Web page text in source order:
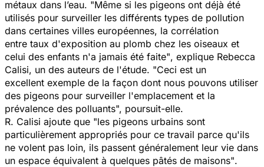
métaux dans l’eau. "Même si les pigeons ont déjà été
utilisés pour surveiller les différents types de pollution
dans certaines villes européennes, la corrélation
entre taux d'exposition au plomb chez les oiseaux et
celui des enfants n'a jamais été faite", explique Rebecca
Calisi, un des auteurs de l'étude. "Ceci est un
excellent exemple de la façon dont nous pouvons utiliser
des pigeons pour surveiller l'emplacement et la
prévalence des polluants", poursuit-elle.
R. Calisi ajoute que "les pigeons urbains sont
particulièrement appropriés pour ce travail parce qu'ils
ne volent pas loin, ils passent généralement leur vie dans
un espace équivalent à quelques pâtés de maisons".